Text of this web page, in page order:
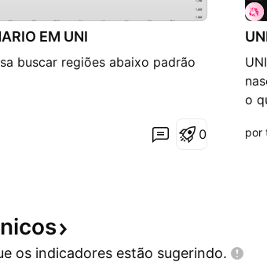
EM UNI
buscar regiões abaixo padrão
0
o
por
os indicadores estão sugerindo.